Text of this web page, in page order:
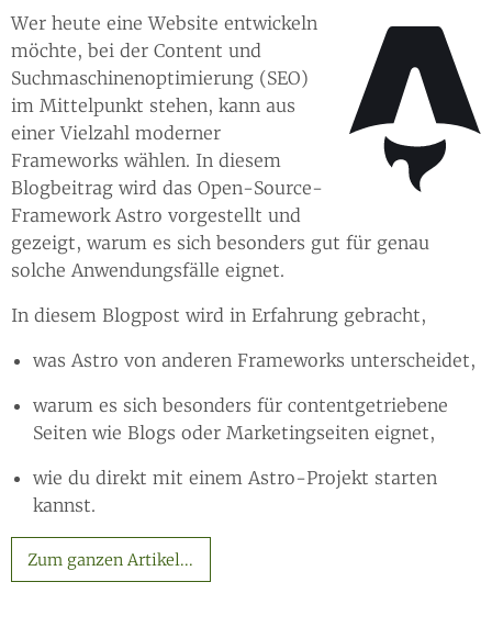
Wer heute eine Website entwickeln
möchte, bei der Content und
Suchmaschinenoptimierung (SEO)
im Mittelpunkt stehen, kann aus
einer Vielzahl moderner
Frameworks wählen. In diesem
Blogbeitrag wird das Open-Source-
Framework Astro vorgestellt und
gezeigt, warum es sich besonders gut für genau
solche Anwendungsfälle eignet.
In diesem Blogpost wird in Erfahrung gebracht,
was Astro von anderen Frameworks unterscheidet,
warum es sich besonders für contentgetriebene
Seiten wie Blogs oder Marketingseiten eignet,
wie du direkt mit einem Astro-Projekt starten
kannst.
Zum ganzen Artikel...